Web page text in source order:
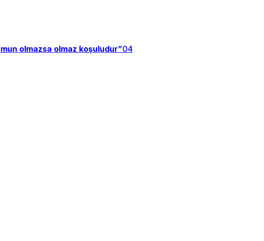
olmazsa olmaz koşuludur”04